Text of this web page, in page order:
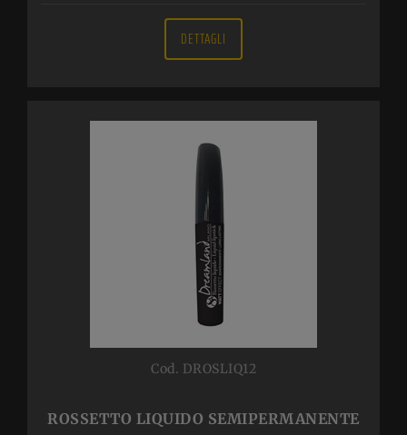
DETTAGLI
Cod. DROSLIQ12
ROSSETTO LIQUIDO SEMIPERMANENTE